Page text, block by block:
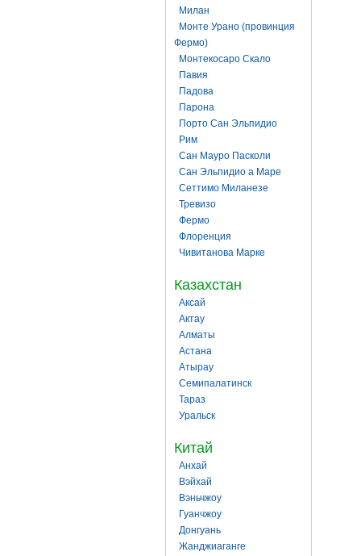
Милан
Монте Урано (провинция
Фермо)
Монтекосаро Скало
Павия
Падова
Парона
Порто Сан Эльпидио
Рим
Сан Мауро Пасколи
Сан Эльпидио а Маре
Сеттимо Миланезе
Тревизо
Фермо
Флоренция
Чивитанова Марке
Казахстан
Аксай
Актау
Алматы
Астана
Атырау
Семипалатинск
Тараз
Уральск
Китай
Анхай
Вэйхай
Вэньчжоу
Гуанчжоу
Донгуань
Жанджиаганге